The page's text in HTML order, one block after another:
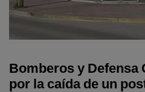
Bomberos y
por la caída de un